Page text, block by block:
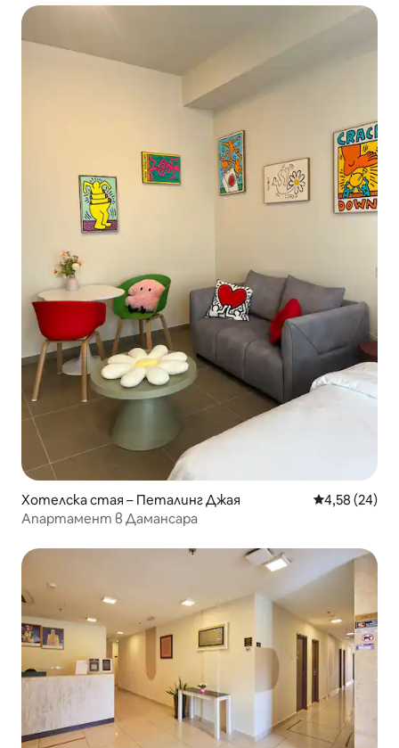
Хотелска стая – Петалинг Джая Средна
4,58 (24)
Апартамент в Дамансара